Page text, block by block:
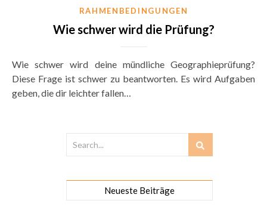
RAHMENBEDINGUNGEN
Wie schwer wird die Prüfung?
Wie schwer wird deine mündliche Geographieprüfung?
Diese Frage ist schwer zu beantworten. Es wird Aufgaben
geben, die dir leichter fallen…
Neueste Beiträge